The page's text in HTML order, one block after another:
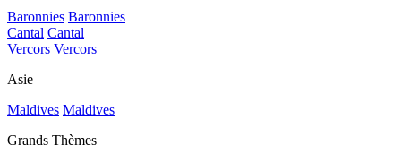
Baronnies Baronnies
Cantal Cantal
Vercors Vercors
Asie
Maldives Maldives
Grands Thèmes